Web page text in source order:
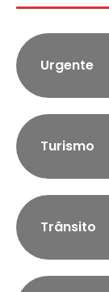
Urgente
Turismo
Trânsito